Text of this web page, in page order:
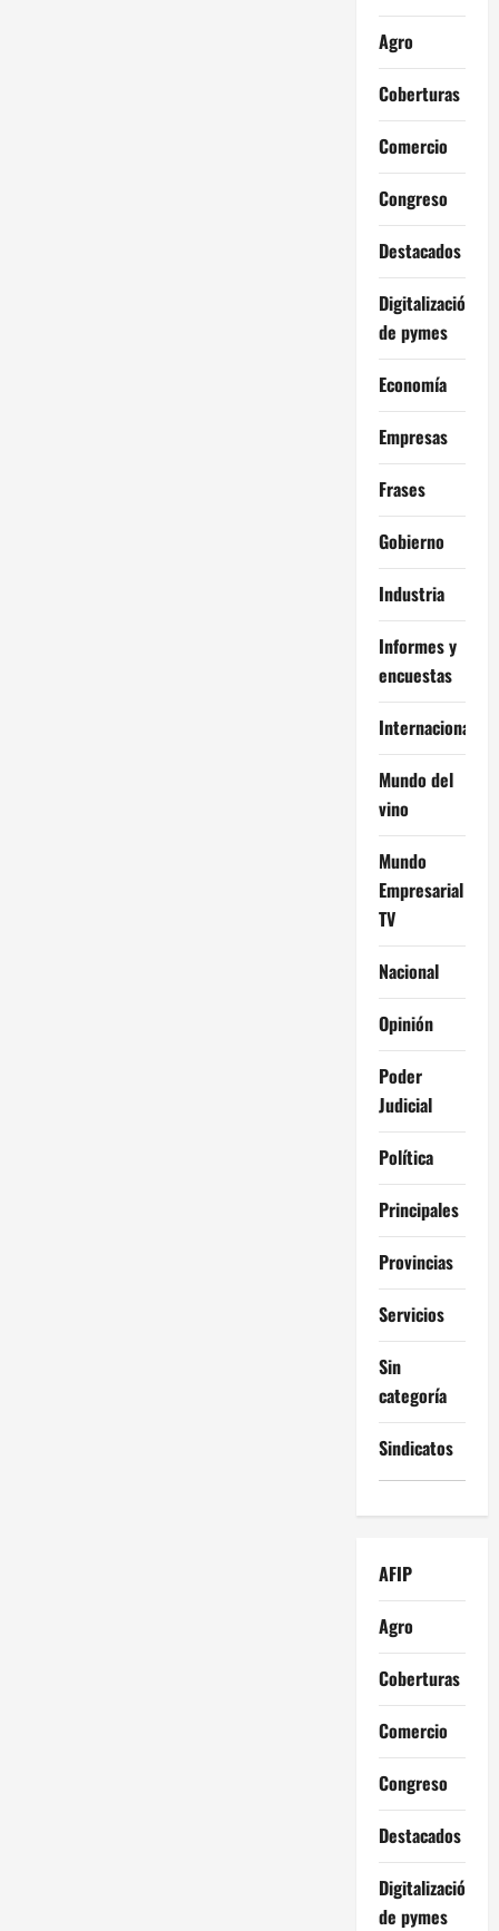
Agro
Coberturas
Comercio
Congreso
Destacados
Digitalización
de pymes
Economía
Empresas
Frases
Gobierno
Industria
Informes y
encuestas
Internacional
Mundo del
vino
Mundo
Empresarial
TV
Nacional
Opinión
Poder
Judicial
Política
Principales
Provincias
Servicios
Sin
categoría
Sindicatos
AFIP
Agro
Coberturas
Comercio
Congreso
Destacados
Digitalización
de pymes